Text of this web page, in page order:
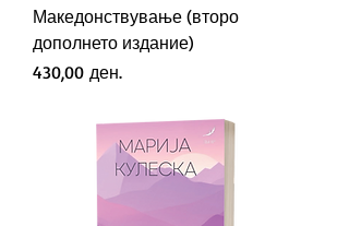
Македонствување (второ
дополнето издание)
Price
430,00 ден.